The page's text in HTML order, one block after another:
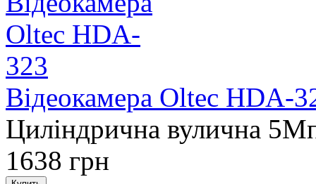
Відеокамера Oltec HDA-
Циліндрична вулична
1638 грн